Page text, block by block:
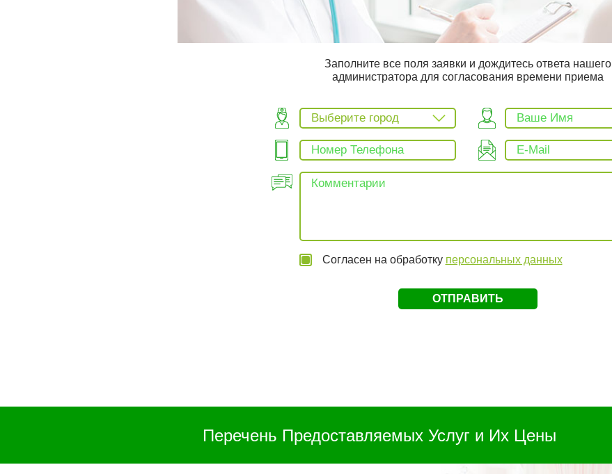
Заполните все поля заявки и дождитесь ответа нашего
администратора для согласования времени приема
Выберите город
Согласен на обработку персональных данных
Перечень Предоставляемых Услуг и Их Цены